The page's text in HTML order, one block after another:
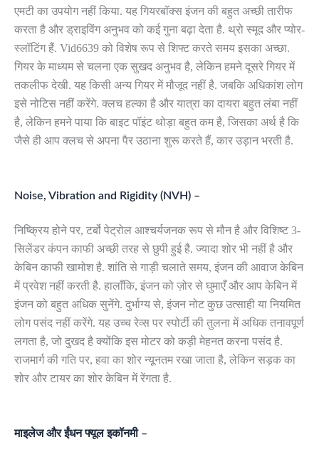
एमटी का उपयोग नहीं किया. यह गियरबॉक्स इंजन की बहुत अच्छी तारीफ
करता है और ड्राइविंग अनुभव को कई गुना बढ़ा देता है. थ्रो स्मूद और प्योर-
स्लॉटिंग हैं. Vid6639 को विशेष रूप से शिफ्ट करते समय इसका अच्छा.
गियर के माध्यम से चलना एक सुखद अनुभव है, लेकिन हमने दूसरे गियर में
तकलीफ देखी. यह किसी अन्य गियर में मौजूद नहीं है. जबकि अधिकांश लोग
इसे नोटिस नहीं करेंगे. क्लच हल्का है और यात्रा का दायरा बहुत लंबा नहीं
है, लेकिन हमने पाया कि बाइट पॉइंट थोड़ा बहुत कम है, जिसका अर्थ है कि
जैसे ही आप क्लच से अपना पैर उठाना शुरू करते हैं, कार उड़ान भरती है.
Noise, Vibration and Rigidity (NVH) –
निष्क्रिय होने पर, टर्बो पेट्रोल आश्चर्यजनक रूप से मौन है और विशिष्ट 3-
सिलेंडर कंपन काफी अच्छी तरह से छुपी हुई है. ज्यादा शोर भी नहीं है और
केबिन काफी खामोश है. शांति से गाड़ी चलाते समय, इंजन की आवाज केबिन
में प्रवेश नहीं करती है. हालाँकि, इंजन को ज़ोर से घुमाएँ और आप केबिन में
इंजन को बहुत अधिक सुनेंगे. दुर्भाग्य से, इंजन नोट कुछ उत्साही या नियमित
लोग पसंद नहीं करेंगे. यह उच्च रेव्स पर स्पोर्टी की तुलना में अधिक तनावपूर्ण
लगता है, जो दुखद है क्योंकि इस मोटर को कड़ी मेहनत करना पसंद है.
राजमार्ग की गति पर, हवा का शोर न्यूनतम रखा जाता है, लेकिन सड़क का
शोर और टायर का शोर केबिन में रेंगता है.
माइलेज और ईंधन फ्यूल इकॉनमी –